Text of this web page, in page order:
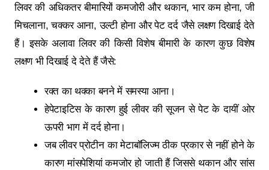
लिवर की अधिकतर बीमारियों कमजोरी और थकान, भार कम होना, जी
मिचलाना, चक्कर आना, उल्टी होना और पेट दर्द जैसे लक्षण दिखाई देते
हैं। इसके अलावा लिवर की किसी विशेष बीमारी के कारण कुछ विशेष
लक्षण भी दिखाई दे देते हैं जैसे:
रक्‍त का थक्का बनने में समस्या आना।
हेपेटाइटिस के कारण हुई लीवर की सूजन से पेट के दायीं ओर
ऊपरी भाग में दर्द होना।
जब लीवर प्रोटीन का मेटाबॉलिज्म ठीक प्रकार से नहीं होने के
कारण मांसपेशियां कमजोर हो जाती हैं जिससे थकान और सांस